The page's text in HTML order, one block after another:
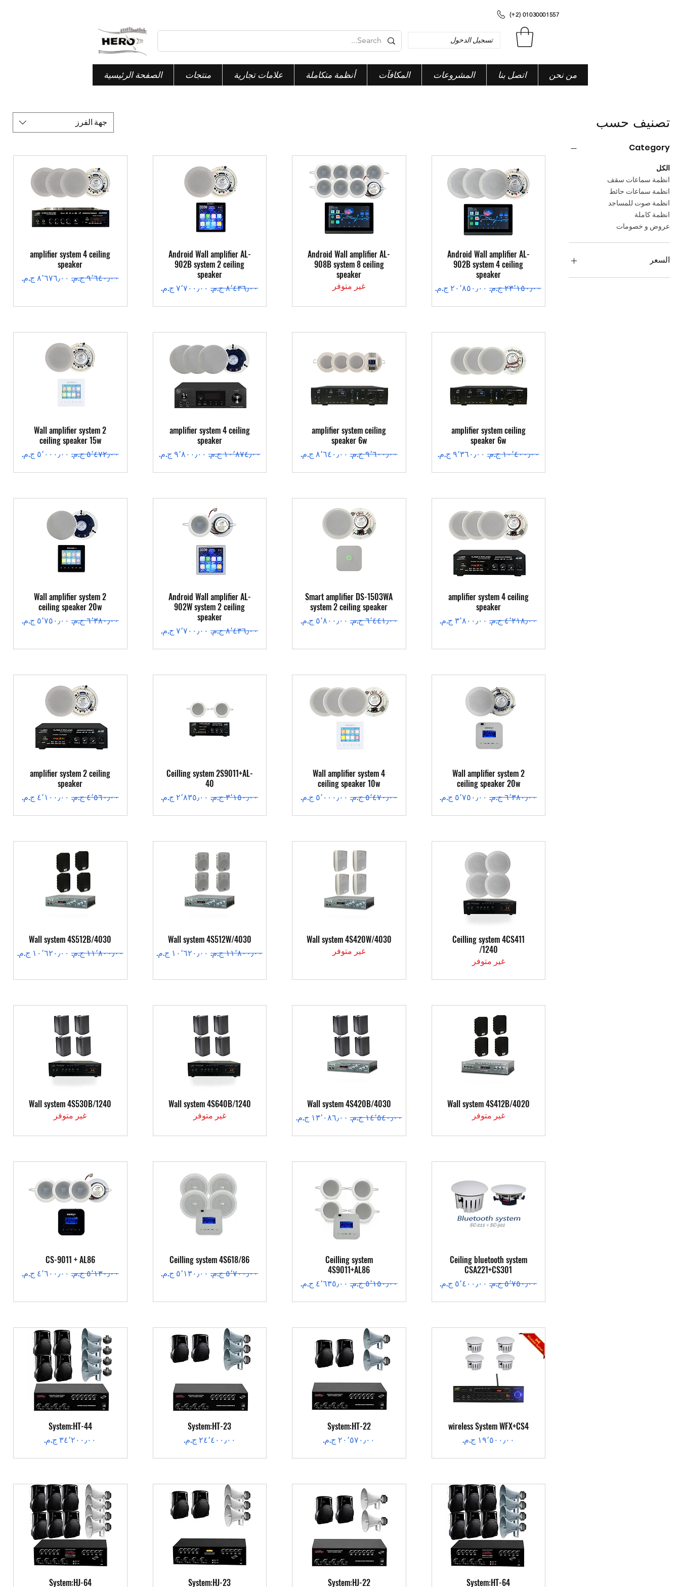
الصفحة الرئيسية منتجات علامات تجارية أنظمة متكاملة المكافآت المشروعات اتصل بنا من نحن
تسجيل الدخول
(+2) 01030001557
تصنيف حسب
Category
الكل
انظمة سماعات سقف
انظمة سماعات حائط
انظمة صوت للمساجد
انظمة كاملة
عروض و خصومات
السعر
جهة الفرز
العرض السريع
Android Wall amplifier AL-
902B system 4 ceiling
speaker
سعر عادي‏٢٣٬١٥٠٫٠٠ ج.م.‏ سعر البيع
العرض السريع
Android Wall amplifier AL-
908B system 8 ceiling
speaker
غير متوفر
العرض السريع
Android Wall amplifier AL-
902B system 2 ceiling
speaker
سعر عادي‏٨٬٤٣٦٫٠٠ ج.م.‏ سعر البيع
العرض السريع
amplifier system 4 ceiling
speaker
سعر عادي‏٩٬٦٤٠٫٠٠ ج.م.‏ سعر البيع
العرض السريع
amplifier system ceiling
speaker 6w
سعر عادي‏١٠٬٤٠٠٫٠٠ ج.م.‏ سعر البيع
العرض السريع
amplifier system ceiling
speaker 6w
سعر عادي‏٩٬٦٠٠٫٠٠ ج.م.‏ سعر البيع
العرض السريع
amplifier system 4 ceiling
speaker
سعر عادي‏١٠٬٨٧٤٫٠٠ ج.م.‏ سعر البيع
العرض السريع
Wall amplifier system 2
ceiling speaker 15w
سعر عادي‏٥٬٤٧٢٫٠٠ ج.م.‏ سعر البيع
العرض السريع
amplifier system 4 ceiling
speaker
سعر عادي‏٤٬٢١٨٫٠٠ ج.م.‏ سعر البيع
العرض السريع
Smart amplifier DS-1503WA
system 2 ceiling speaker
سعر عادي‏٦٬٤٤١٫٠٠ ج.م.‏ سعر البيع
العرض السريع
Android Wall amplifier AL-
902W system 2 ceiling
speaker
سعر عادي‏٨٬٤٣٦٫٠٠ ج.م.‏ سعر البيع
العرض السريع
Wall amplifier system 2
ceiling speaker 20w
سعر عادي‏٦٬٣٨٠٫٠٠ ج.م.‏ سعر البيع
العرض السريع
Wall amplifier system 2
ceiling speaker 20w
سعر عادي‏٦٬٣٨٠٫٠٠ ج.م.‏ سعر البيع
العرض السريع
Wall amplifier system 4
ceiling speaker 10w
سعر عادي‏٥٬٤٧٠٫٠٠ ج.م.‏ سعر البيع
العرض السريع
Ceilling system 2S9011+AL-
40
سعر عادي‏٣٬١٥٠٫٠٠ ج.م.‏ سعر البيع
العرض السريع
amplifier system 2 ceiling
speaker
سعر عادي‏٤٬٥٦٠٫٠٠ ج.م.‏ سعر البيع
العرض السريع
Ceilling system 4CS411
/1240
غير متوفر
العرض السريع
Wall system 4S420W/4030
غير متوفر
العرض السريع
Wall system 4S512W/4030
سعر عادي‏١١٬٨٠٠٫٠٠ ج.م.‏ سعر البيع
العرض السريع
Wall system 4S512B/4030
سعر عادي‏١١٬٨٠٠٫٠٠ ج.م.‏ سعر البيع
العرض السريع
Wall system 4S412B/4020
غير متوفر
العرض السريع
Wall system 4S420B/4030
سعر عادي‏١٤٬٥٤٠٫٠٠ ج.م.‏ سعر البيع
العرض السريع
Wall system 4S640B/1240
غير متوفر
العرض السريع
Wall system 4S530B/1240
غير متوفر
العرض السريع
Ceiling bluetooth system
CSA221+CS301
سعر عادي‏٥٬٧٥٠٫٠٠ ج.م.‏ سعر البيع
العرض السريع
Ceilling system
4S9011+AL86
سعر عادي‏٥٬١٥٠٫٠٠ ج.م.‏ سعر البيع
العرض السريع
Ceilling system 4S618/86
سعر عادي‏٥٬٧٠٠٫٠٠ ج.م.‏ سعر البيع
العرض السريع
CS-9011 + AL86
سعر عادي‏٥٬١٣٠٫٠٠ ج.م.‏ سعر البيع
العرض السريع
wireless System WFX+CS4
السعر
العرض السريع
System:HT-22
السعر
العرض السريع
System:HT-23
السعر
العرض السريع
System:HT-44
السعر
العرض السريع
System:HT-64
العرض السريع
System:HJ-22
العرض السريع
System:HJ-23
العرض السريع
System:HJ-64